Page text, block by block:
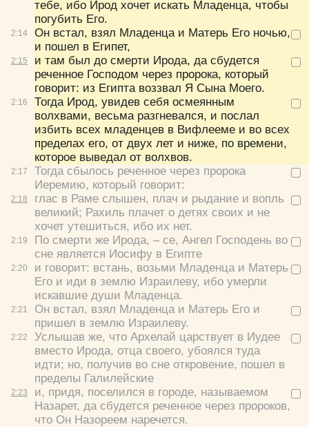
2:14
2:15
2:16
2:17
2:18
2:19
2:20
2:21
2:22
2:23
тебе, ибо Ирод хочет искать Младенца, чтобы
погубить Его.
Он встал, взял Младенца и Матерь Его ночью,
и пошел в Египет,
и там был до смерти Ирода, да сбудется
реченное Господом через пророка, который
говорит: из Египта воззвал Я Сына Моего.
Тогда Ирод, увидев себя осмеянным
волхвами, весьма разгневался, и послал
избить всех младенцев в Вифлееме и во всех
пределах его, от двух лет и ниже, по времени,
которое выведал от волхвов.
Тогда сбылось реченное через пророка
Иеремию, который говорит:
глас в Раме слышен, плач и рыдание и вопль
великий; Рахиль плачет о детях своих и не
хочет утешиться, ибо их нет.
По смерти же Ирода, – се, Ангел Господень во
сне является Иосифу в Египте
и говорит: встань, возьми Младенца и Матерь
Его и иди в землю Израилеву, ибо умерли
искавшие души Младенца.
Он встал, взял Младенца и Матерь Его и
пришел в землю Израилеву.
Услышав же, что Архелай царствует в Иудее
вместо Ирода, отца своего, убоялся туда
идти; но, получив во сне откровение, пошел в
пределы Галилейские
и, придя, поселился в городе, называемом
Назарет, да сбудется реченное через пророков,
что Он Назореем наречется.
Хорошо
Да
Нет
Вход
Регистрация
Цвет:
Удалить